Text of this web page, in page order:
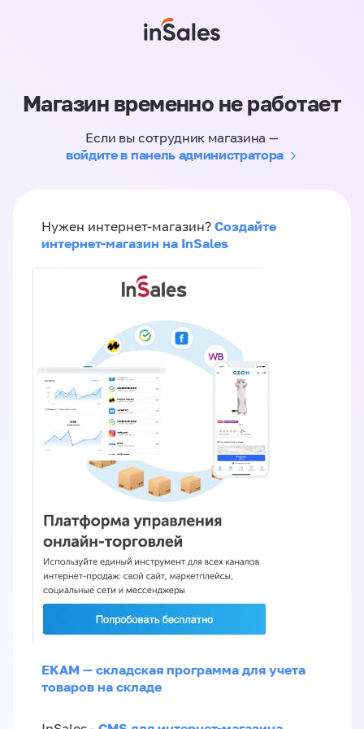
Магазин временно не работает
Если вы сотрудник магазина —
войдите в панель администратора
Нужен интернет-магазин? Создайте
интернет-магазин на InSales
EKAM — складская программа для учета
товаров на складе